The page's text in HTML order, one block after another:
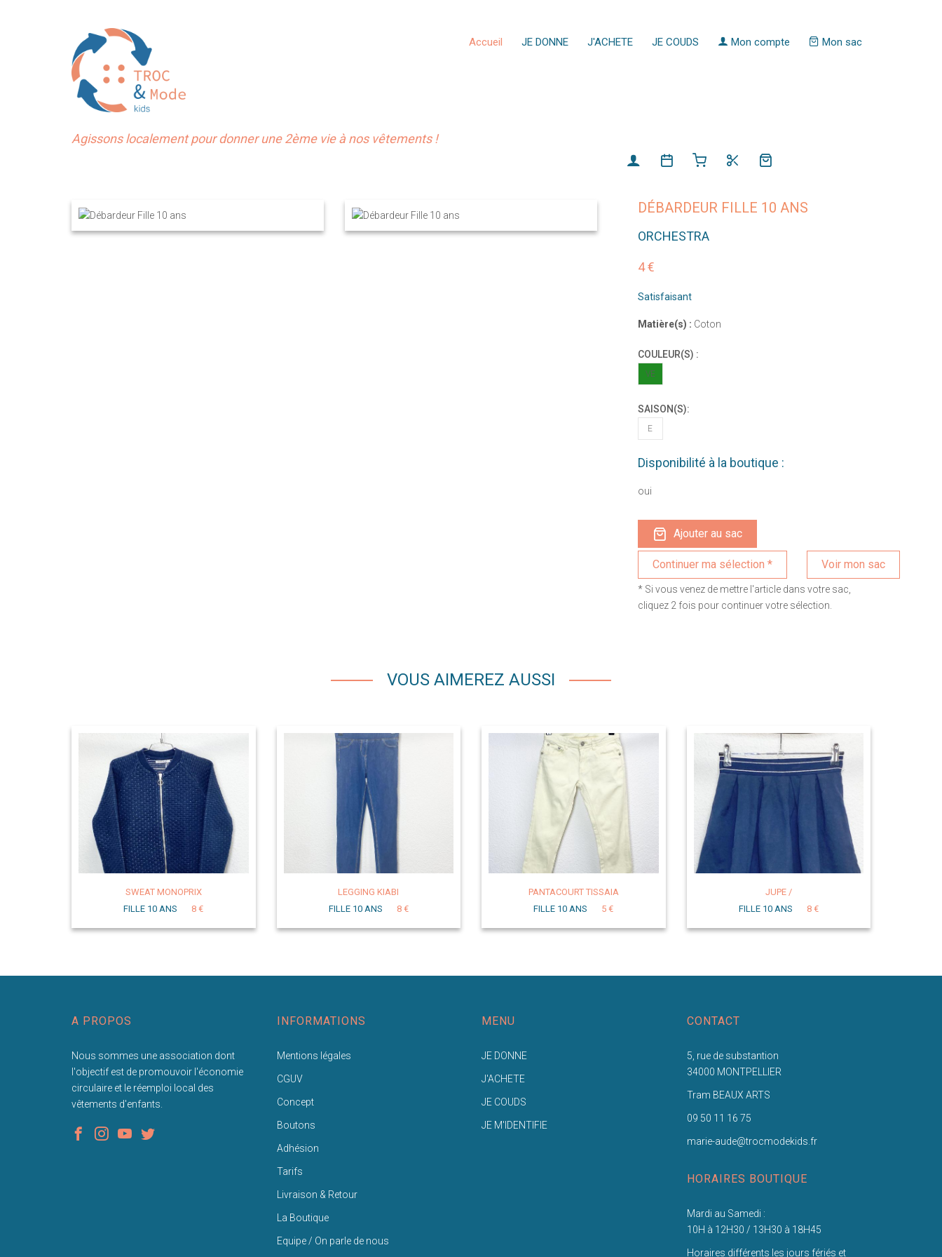
Accueil JE DONNE J'ACHETE JE COUDS Mon compte Mon sac
Agissons localement pour donner une 2ème vie à nos vêtements !
DÉBARDEUR FILLE 10 ANS
ORCHESTRA
4 €
Satisfaisant
Matière(s) : Coton
COULEUR(S) :
VE
SAISON(S):
E
Disponibilité à la boutique :
oui
Ajouter au sac
Voir mon sac
* Si vous venez de mettre l'article dans votre sac,
cliquez 2 fois pour continuer votre sélection.
VOUS AIMEREZ AUSSI
SWEAT MONOPRIX
FILLE 10 ANS
8 €
LEGGING KIABI
FILLE 10 ANS
8 €
PANTACOURT TISSAIA
FILLE 10 ANS
5 €
JUPE /
FILLE 10 ANS
8 €
A PROPOS
Nous sommes une association dont
l'objectif est de promouvoir l'économie
circulaire et le réemploi local des
vêtements d'enfants.
INFORMATIONS
Mentions légales
CGUV
Concept
Boutons
Adhésion
Tarifs
Livraison & Retour
La Boutique
Equipe / On parle de nous
MENU
JE DONNE
J'ACHETE
JE COUDS
JE M'IDENTIFIE
CONTACT
5, rue de substantion
34000 MONTPELLIER
Tram BEAUX ARTS
09 50 11 16 75
marie-aude@trocmodekids.fr
HORAIRES BOUTIQUE
Mardi au Samedi :
10H à 12H30 / 13H30 à 18H45
Horaires différents les jours fériés et